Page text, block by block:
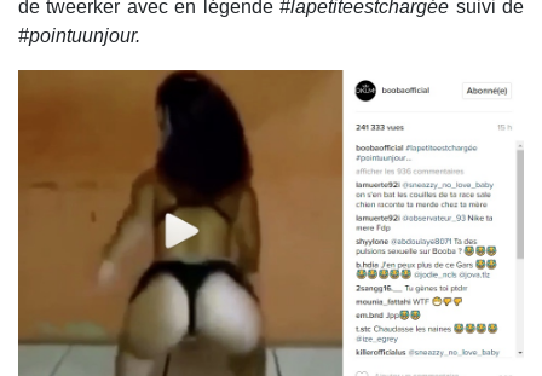
de tweerker avec en légende#lapetiteestchargée suivi de
#pointuunjour.